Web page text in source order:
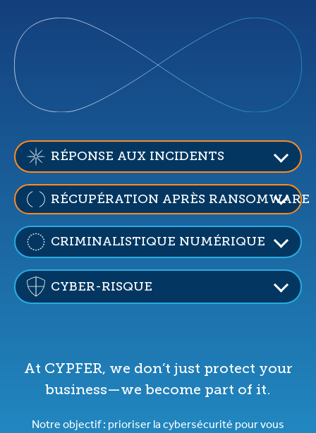
RÉPONSE AUX INCIDENTS
RÉCUPÉRATION APRÈS RANSOMWARE
CRIMINALISTIQUE NUMÉRIQUE
CYBER-RISQUE
At CYPFER, we don’t just protect your
business—we become part of it.
Notre objectif : prioriser la cybersécurité pour vous